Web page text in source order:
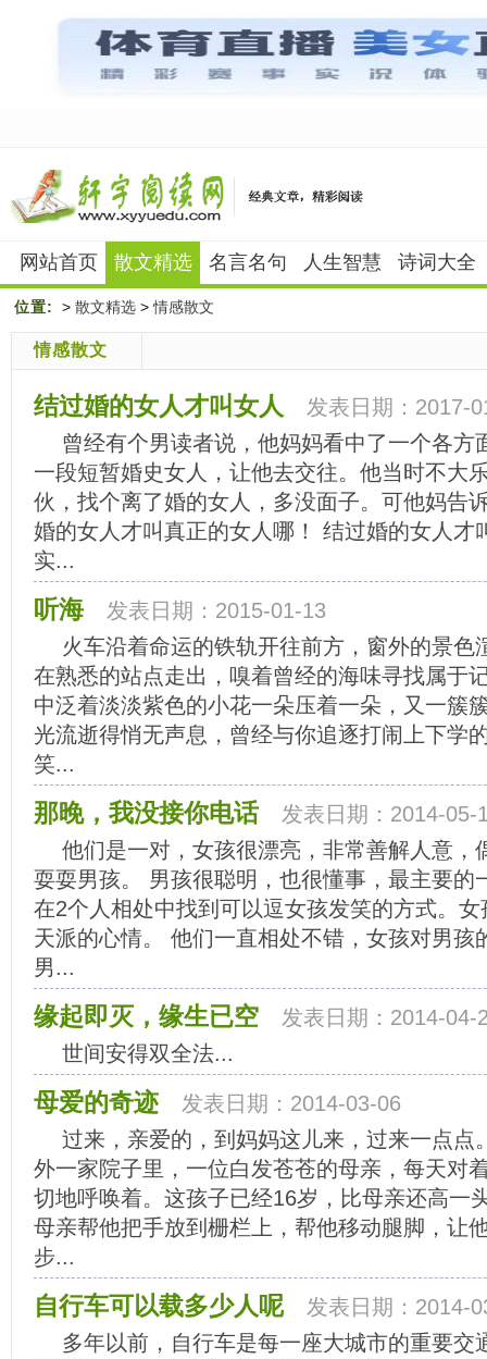
网站首页 散文精选 名言名句 人生智慧 诗词大全
位置: > 散文精选>情感散文
情感散文
结过婚的女人才叫女人
发表日期：2017-
曾经有个男读者说，他妈妈看中了一个各方
一段短暂婚史女人，让他去交往。他当时不大
伙，找个离了婚的女人，多没面子。可他妈告
婚的女人才叫真正的女人哪！ 结过婚的女人才
实...
听海
发表日期：2015-01-13
火车沿着命运的铁轨开往前方，窗外的景色
在熟悉的站点走出，嗅着曾经的海味寻找属于
中泛着淡淡紫色的小花一朵压着一朵，又一簇
光流逝得悄无声息，曾经与你追逐打闹上下学
笑...
那晚，我没接你电话
发表日期：2014-05-
他们是一对，女孩很漂亮，非常善解人意，
耍耍男孩。 男孩很聪明，也很懂事，最主要的
在2个人相处中找到可以逗女孩发笑的方式。
天派的心情。 他们一直相处不错，女孩对男孩
男...
缘起即灭，缘生已空
发表日期：2014-04-
世间安得双全法...
母爱的奇迹
发表日期：2014-03-06
过来，亲爱的，到妈妈这儿来，过来一点点
外一家院子里，一位白发苍苍的母亲，每天对
切地呼唤着。这孩子已经16岁，比母亲还高一
母亲帮他把手放到栅栏上，帮他移动腿脚，让
步...
自行车可以载多少人呢
发表日期：2014-
多年以前，自行车是每一座大城市的重要交